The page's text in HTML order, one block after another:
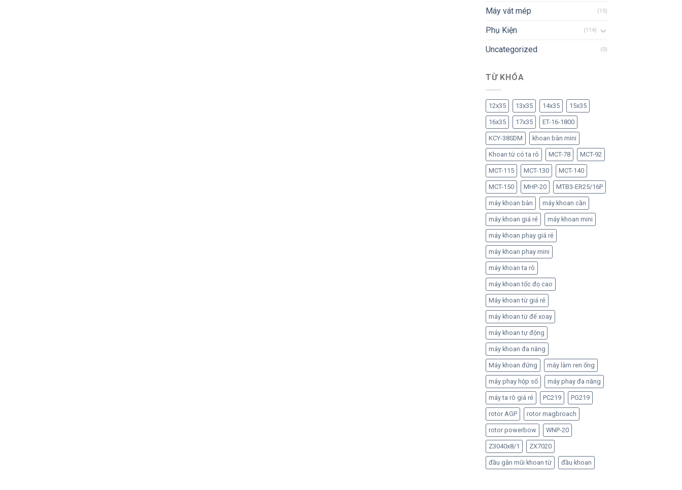
Máy vát mép (15)
Phụ Kiện (114)
Uncategorized (0)
TỪ KHÓA
12x35 13x35 14x35 15x35
16x35 17x35 ET-16-1800
KCY-38SDM khoan bàn mini
Khoan từ có ta rô MCT-78 MCT-92
MCT-115 MCT-130 MCT-140
MCT-150 MHP-20 MTB3-ER25/16P
máy khoan bàn máy khoan cần
máy khoan giá rẻ máy khoan mini
máy khoan phay giá rẻ
máy khoan phay mini
máy khoan ta rô
máy khoan tốc đọ cao
Máy khoan từ giá rẻ
máy khoan từ đế xoay
máy khoan tự động
máy khoan đa năng
Máy khoan đứng máy làm ren ống
máy phay hộp số máy phay đa năng
máy ta rô giá rẻ PC219 PG219
rotor AGP rotor magbroach
rotor powerbow WNP-20
Z3040x8/1 ZX7020
đầu gắn mũi khoan từ đầu khoan